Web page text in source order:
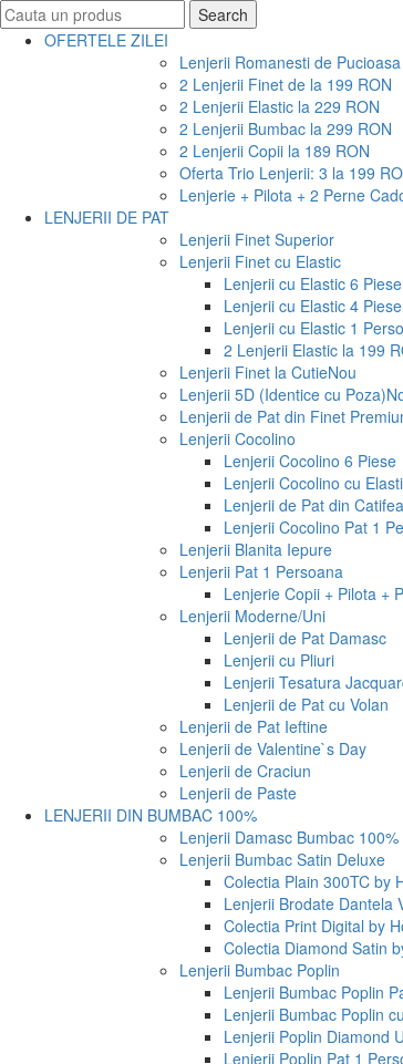
Search
for:
Search
OFERTELE ZILEI
Lenjerii Romanesti de Pucioasa
2 Lenjerii Finet de la 199 RON
2 Lenjerii Elastic la 229 RON
2 Lenjerii Bumbac la 299 RON
2 Lenjerii Copii la 189 RON
Oferta Trio Lenjerii: 3 la 199
Lenjerie + Pilota + 2 Perne
LENJERII DE PAT
Lenjerii Finet Superior
Lenjerii Finet cu Elastic
Lenjerii cu Elastic 6 Piese
Lenjerii cu Elastic 4 Piese
Lenjerii cu Elastic 1
2 Lenjerii Elastic la 199
Lenjerii Finet la CutieNou
Lenjerii 5D (Identice cu Poza)
Lenjerii de Pat din Finet
Lenjerii Cocolino
Lenjerii Cocolino 6 Piese
Lenjerii Cocolino cu
Lenjerii de Pat din Catifea
Lenjerii Cocolino Pat 1
Lenjerii Blanita Iepure
Lenjerii Pat 1 Persoana
Lenjerie Copii + Pilota +
Lenjerii Moderne/Uni
Lenjerii de Pat Damasc
Lenjerii cu Pliuri
Lenjerii Tesatura
Lenjerii de Pat cu Volan
Lenjerii de Pat Ieftine
Lenjerii de Valentine`s Day
Lenjerii de Craciun
Lenjerii de Paste
LENJERII DIN BUMBAC 100%
Lenjerii Damasc Bumbac 100%
Lenjerii Bumbac Satin Deluxe
Colectia Plain 300TC by
Lenjerii Brodate Dantela
Colectia Print Digital by
Colectia Diamond Satin
Lenjerii Bumbac Poplin
Lenjerii Bumbac Poplin
Lenjerii Bumbac Poplin
Lenjerii Poplin Diamond
Lenjerii Poplin Pat 1